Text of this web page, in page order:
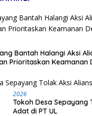
Bantah Halangi Aksi
Prioritaskan Keamanan
2026
Tokoh Desa Sepayang
Adat di PT UL